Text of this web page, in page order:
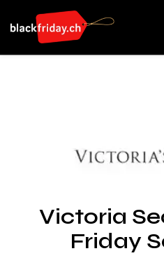
Victoria
Friday